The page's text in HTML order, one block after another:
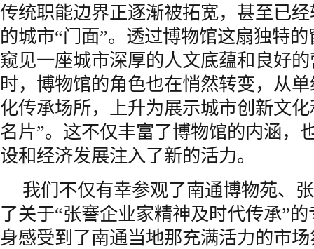
传统职能边界正逐渐被拓宽，甚至已
的城市“门面”。透过博物馆这扇独特
窥见一座城市深厚的人文底蕴和良好
时，博物馆的角色也在悄然转变，从
化传承场所，上升为展示城市创新文
名片”。这不仅丰富了博物馆的内涵，
设和经济发展注入了新的活力。
我们不仅有幸参观了南通博物苑、
了关于“张謇企业家精神及时代传承”
身感受到了南通当地那充满活力的市